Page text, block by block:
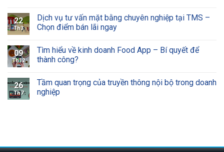
22
Th3
Dịch vụ tư vấn mặt bằng chuyên nghiệp tại TMS –
Chọn điểm bán lãi ngay
09
Th12
Tìm hiểu về kinh doanh Food App – Bí quyết để
thành công?
26
Th7
Tầm quan trọng của truyền thông nội bộ trong doanh
nghiệp